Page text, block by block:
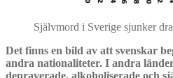
Självmord i Sverige sjunker
Det finns en bild av att svenskar
andra nationaliteter. I andra